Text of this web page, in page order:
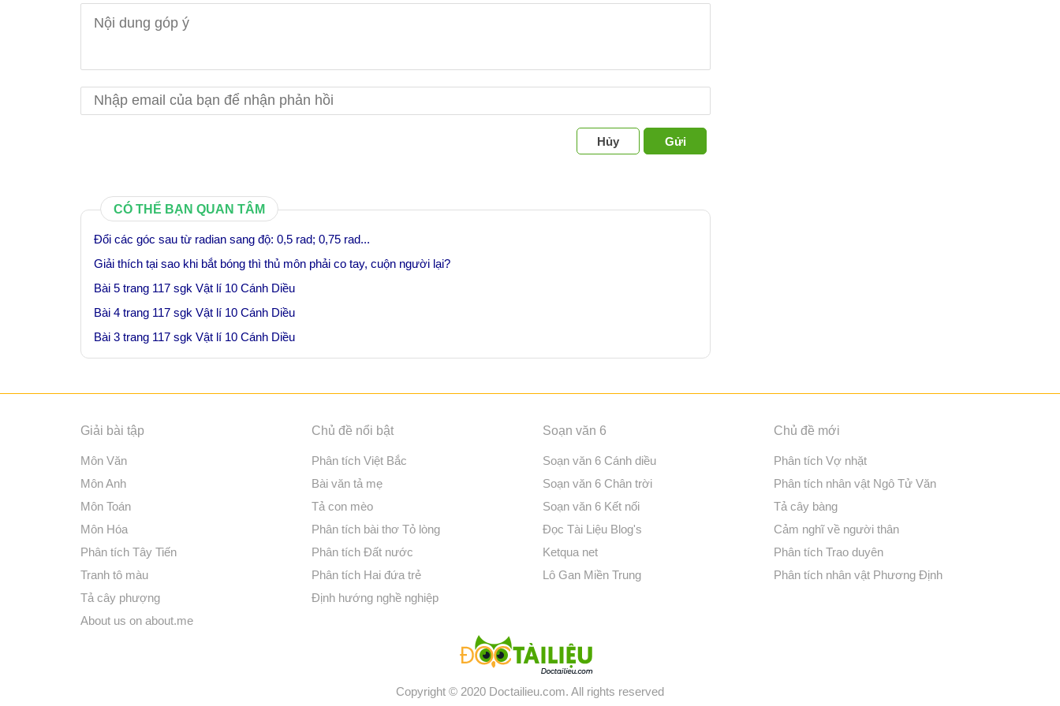
Hủy Gửi
CÓ THỂ BẠN QUAN TÂM
Đổi các góc sau từ radian sang độ: 0,5 rad; 0,75 rad...
Giải thích tại sao khi bắt bóng thì thủ môn phải co tay, cuộn người lại?
Bài 5 trang 117 sgk Vật lí 10 Cánh Diều
Bài 4 trang 117 sgk Vật lí 10 Cánh Diều
Bài 3 trang 117 sgk Vật lí 10 Cánh Diều
Giải bài tập
Môn Văn
Môn Anh
Môn Toán
Môn Hóa
Phân tích Tây Tiến
Tranh tô màu
Tả cây phượng
About us on about.me
Chủ đề nổi bật
Phân tích Việt Bắc
Bài văn tả mẹ
Tả con mèo
Phân tích bài thơ Tỏ lòng
Phân tích Đất nước
Phân tích Hai đứa trẻ
Định hướng nghề nghiệp
Soạn văn 6
Soạn văn 6 Cánh diều
Soạn văn 6 Chân trời
Soạn văn 6 Kết nối
Đọc Tài Liệu Blog's
Ketqua net
Lô Gan Miền Trung
Chủ đề mới
Phân tích Vợ nhặt
Phân tích nhân vật Ngô Tử Văn
Tả cây bàng
Cảm nghĩ về người thân
Phân tích Trao duyên
Phân tích nhân vật Phương Định
Copyright © 2020 Doctailieu.com. All rights reserved